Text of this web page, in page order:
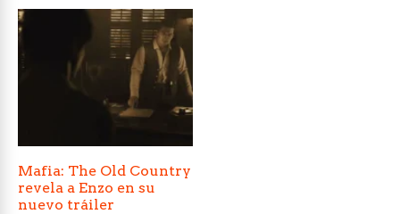
Mafia: The Old Country
revela a Enzo en su
nuevo tráiler